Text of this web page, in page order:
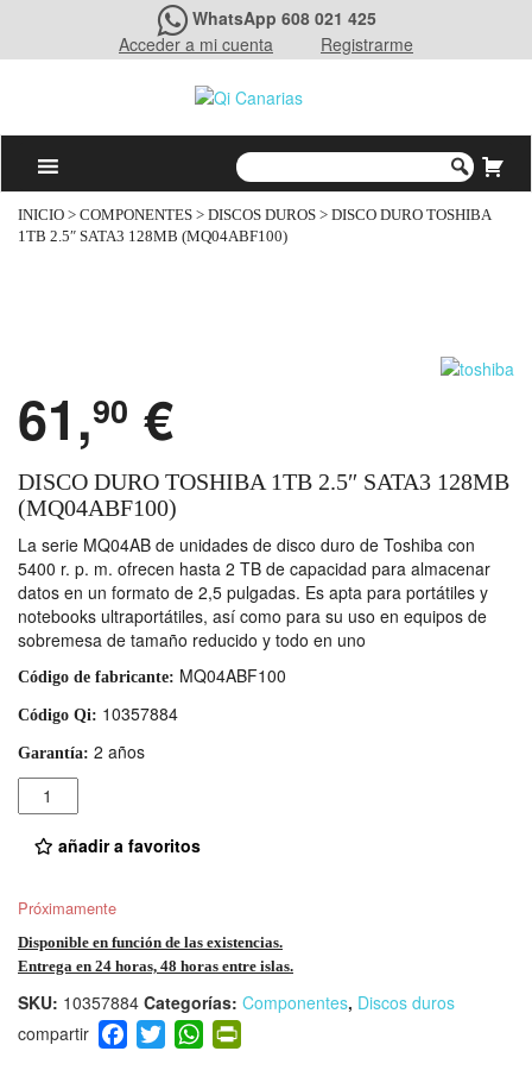
WhatsApp 608 021 425
Acceder a mi cuenta
Registrarme
INICIO > COMPONENTES > DISCOS DUROS > DISCO DURO TOSHIBA
1TB 2.5″ SATA3 128MB (MQ04ABF100)
61,90 €
DISCO DURO TOSHIBA 1TB 2.5″ SATA3 128MB
(MQ04ABF100)
La serie MQ04AB de unidades de disco duro de Toshiba con
5400 r. p. m. ofrecen hasta 2 TB de capacidad para almacenar
datos en un formato de 2,5 pulgadas. Es apta para portátiles y
notebooks ultraportátiles, así como para su uso en equipos de
sobremesa de tamaño reducido y todo en uno
Código de fabricante: MQ04ABF100
Código Qi: 10357884
Garantía: 2 años
Cantidad
añadir a favoritos
Próximamente
Disponible en función de las existencias.
Entrega en 24 horas, 48 horas entre islas.
SKU: 10357884 Categorías: Componentes, Discos duros
F
a
T
wi
W
h